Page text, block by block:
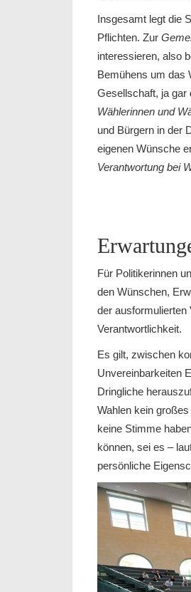
Insgesamt legt die
Pflichten. Zur
interessieren, also
Bemühens um das
Gesellschaft, ja gar
Wählerinnen und
und Bürgern in der
eigenen Wünsche
Verantwortung bei
Für Politikerinnen
den Wünschen,
der ausformulierten
Verantwortlichkeit.
Es gilt, zwischen
Unvereinbarkeiten
Dringliche
Wahlen kein
keine Stimme
können, sei es –
persönliche